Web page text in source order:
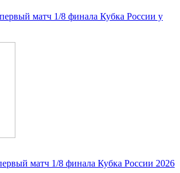
матч 1/8 финала Кубка России у
матч 1/8 финала Кубка России 2026